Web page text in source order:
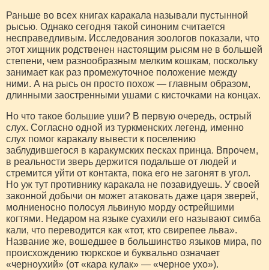
Раньше во всех книгах каракала называли пустынной
рысью. Однако сегодня такой синоним считается
несправедливым. Исследования зоологов показали, что
этот хищник родственен настоящим рысям не в большей
степени, чем разнообразным мелким кошкам, поскольку
занимает как раз промежуточное положение между
ними. А на рысь он просто похож — главным образом,
длинными заостренными ушами с кисточками на концах.
Но что такое большие уши? В первую очередь, острый
слух. Согласно одной из туркменских легенд, именно
слух помог каракалу вывести к поселению
заблудившегося в каракумских песках принца. Впрочем,
в реальности зверь держится подальше от людей и
стремится уйти от контакта, пока его не загонят в угол.
Но уж тут противнику каракала не позавидуешь. У своей
законной добычи он может атаковать даже царя зверей,
молниеносно полосуя львиную морду острейшими
когтями. Недаром на языке суахили его называют симба
кали, что переводится как «тот, кто свирепее льва».
Название же, вошедшее в большинство языков мира, по
происхождению тюркское и буквально означает
«черноухий» (от «кара кулак» — «черное ухо»).